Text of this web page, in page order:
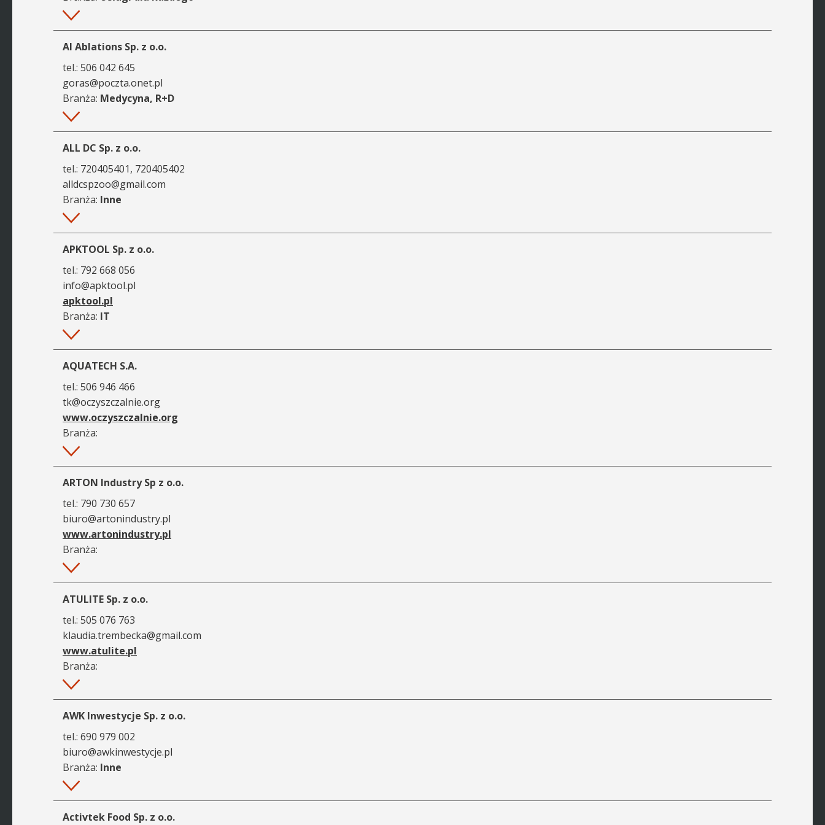
Więcej
AI Ablations Sp. z o.o.
tel.: 506 042 645
goras@poczta.onet.pl
Branża: Medycyna, R+D
Więcej
ALL DC Sp. z o.o.
tel.: 720405401, 720405402
alldcspzoo@gmail.com
Branża: Inne
Więcej
APKTOOL Sp. z o.o.
tel.: 792 668 056
info@apktool.pl
apktool.pl
Branża: IT
Więcej
AQUATECH S.A.
tel.: 506 946 466
tk@oczyszczalnie.org
www.oczyszczalnie.org
Branża:
Więcej
ARTON Industry Sp z o.o.
tel.: 790 730 657
biuro@artonindustry.pl
www.artonindustry.pl
Branża:
Więcej
ATULITE Sp. z o.o.
tel.: 505 076 763
klaudia.trembecka@gmail.com
www.atulite.pl
Branża:
Więcej
AWK Inwestycje Sp. z o.o.
tel.: 690 979 002
biuro@awkinwestycje.pl
Branża: Inne
Więcej
Activtek Food Sp. z o.o.